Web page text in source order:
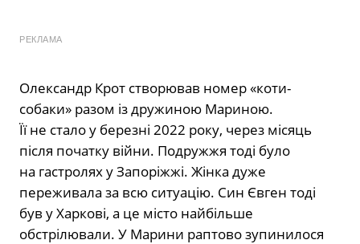
РЕКЛАМА
Олександр Крот створював номер «коти-
собаки» разом із дружиною Ма­риною.
Її не стало у березні 2022 року, через місяць
після початку війни. По­дружжя тоді було
на гастролях у Запо­ріжжі. Жінка дуже
переживала за всю ситуацію. Син Євген тоді
був у Харкові, а це місто найбільше
обстрілювали. У Ма­рини раптово зупинилося